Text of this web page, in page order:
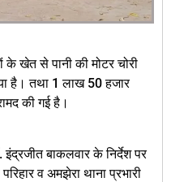
के खेत से पानी की मोटर चोरी
है। तथा 1 लाख 50 हजार
की गई है।
बाकलवार के निर्देश पर
व अमझेरा थाना प्रभारी